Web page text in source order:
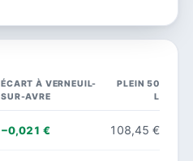
ÉCART À VERNEUIL-
SUR-AVRE
PLEIN 50
L
−0,021 € 108,45 €